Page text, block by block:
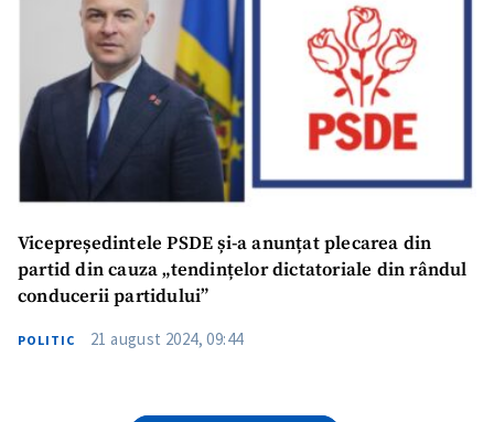
Vicepreședintele PSDE și-a anunțat plecarea din
partid din cauza „tendințelor dictatoriale din rândul
conducerii partidului”
POLITIC 21 august 2024, 09:44
CONTACT SURSĂ
Sursă anonimă
Nume + Numele meu
Email+ Emailul meu
Telefon
+ Telefon personal
acord cupolitica de